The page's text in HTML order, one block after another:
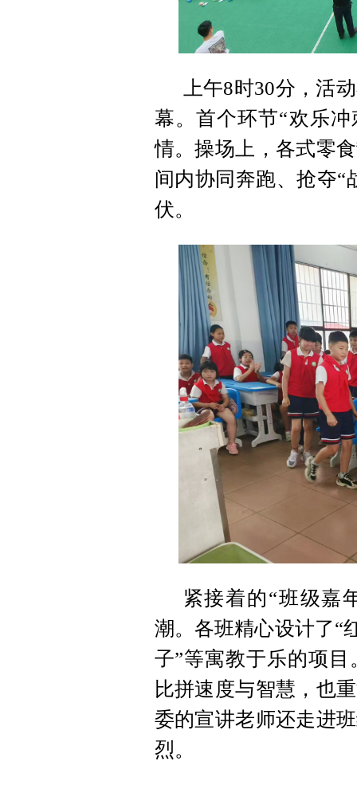
上午8时30分，活
幕。首个环节“欢乐
情。操场上，各式零
间内协同奔跑、抢夺“
伏。
紧接着的“班级嘉
潮。各班精心设计了“
子”等寓教于乐的项
比拼速度与智慧，也
委的宣讲老师还走进
烈。